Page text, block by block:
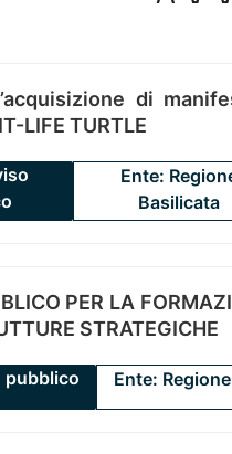
di
LIFE TURTLE
Ente:
Basilicata
PER LA
STRATEGICHE
pubblico Ente: